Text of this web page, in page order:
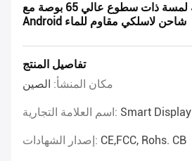
طاولة لمسة ذات سطوع عالي 65 بوصة مع Windows و
Android شاحن لاسلكي مقاوم للماء
تفاصيل المنتج
مكان المنشأ: الصين
اسم العلامة التجارية: Smart Display
إصدار الشهادات: CE,FCC, Rohs. CB